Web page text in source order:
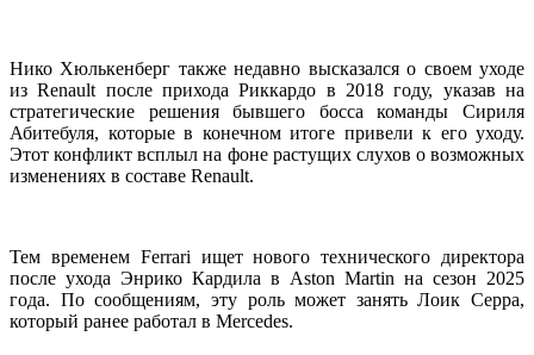
Нико Хюлькенберг также недавно высказался о своем уходе
из Renault после прихода Риккардо в 2018 году, указав на
стратегические решения бывшего босса команды Сириля
Абитебуля, которые в конечном итоге привели к его уходу.
Этот конфликт всплыл на фоне растущих слухов о возможных
изменениях в составе Renault.
Тем временем Ferrari ищет нового технического директора
после ухода Энрико Кардила в Aston Martin на сезон 2025
года. По сообщениям, эту роль может занять Лоик Серра,
который ранее работал в Mercedes.